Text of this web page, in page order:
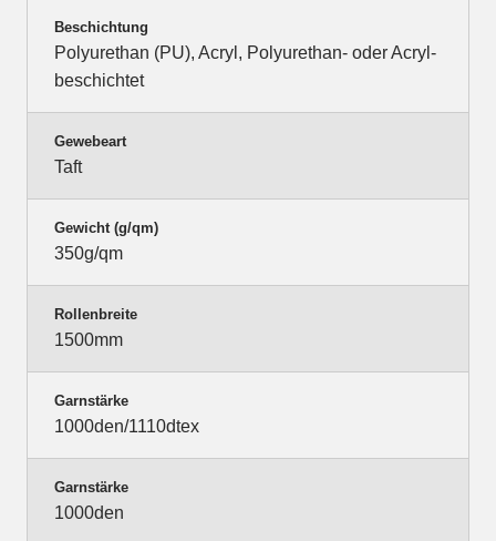
Beschichtung
Polyurethan (PU), Acryl, Polyurethan- oder Acryl-
beschichtet
Gewebeart
Taft
Gewicht (g/qm)
350g/qm
Rollenbreite
1500mm
Garnstärke
1000den/1110dtex
Garnstärke
1000den